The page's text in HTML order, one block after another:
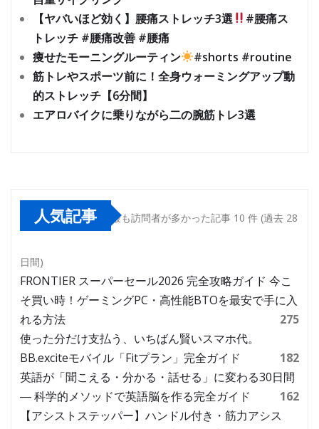
【ヤバいほど効く】腰痛ストレッチ3選
#腰痛ス
トレッチ #腰痛改善 #腰痛
痩せたモーニングルーティン
#shorts #routine
筋トレやスポーツ前に！全身ウォーミングアップ動
的ストレッチ【6分間】
エアロバイクに乗りながら二の腕筋トレ3選
人気記事 最も訪問者が多かった記事 10 件 (過去 28
日間)
FRONTIER スーパーセール2026 完全攻略ガイド 今こ
そ買い時！ゲーミングPC・高性能BTOを最安で手に入
れる方法
275
使った分だけ支払う、いちばん賢いスマホ代。
BB.exciteモバイル「Fitプラン」完全ガイド
182
英語が「聞こえる・分かる・話せる」に変わる30日間
― 科学的メソッドで英語脳を作る完全ガイド
162
【アシストステッパー】ハンドル付き・筋力アシス